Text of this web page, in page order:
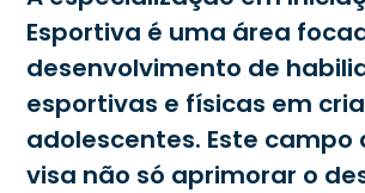
Esportiva é uma área
desenvolvimento de
esportivas e físicas em
adolescentes. Este campo
visa não só aprimorar o